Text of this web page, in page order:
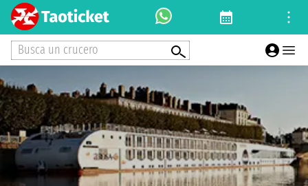
Busca un crucero